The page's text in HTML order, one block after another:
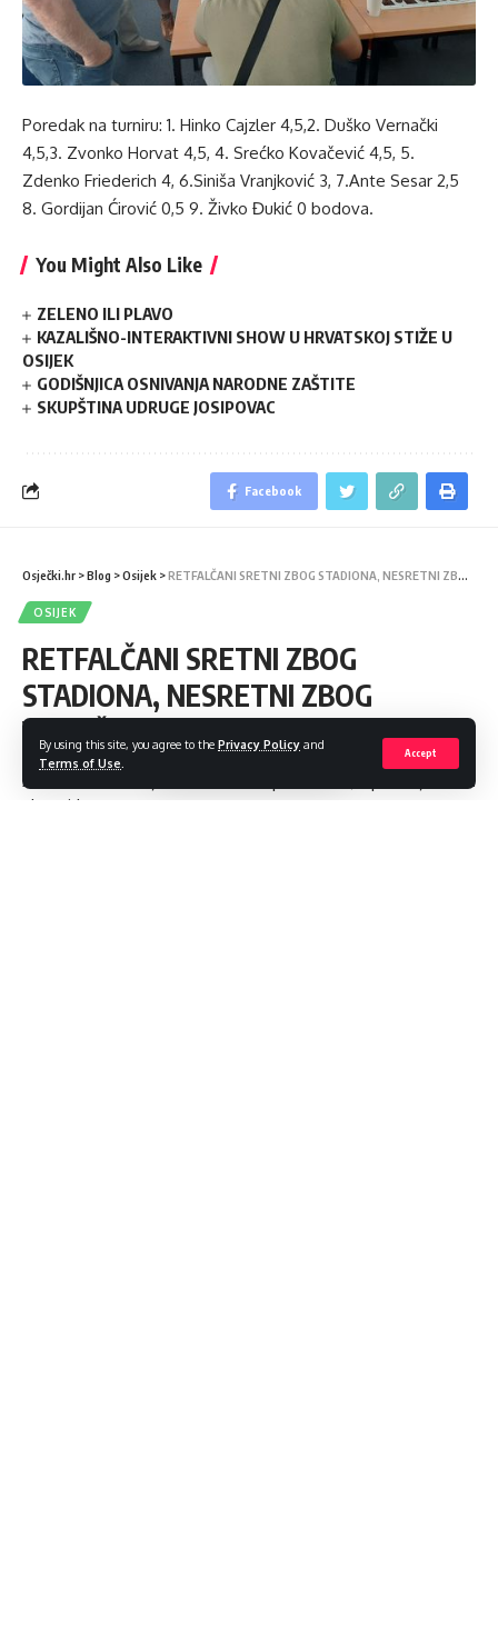
By using this site, you agree to the Privacy Policy and
Terms of Use
Accept
Poredak na turniru: 1. Hinko Cajzler 4,5,2. Duško Vernački
4,5,3. Zvonko Horvat 4,5, 4. Srećko Kovačević 4,5, 5.
Zdenko Friederich 4, 6.Siniša Vranjković 3, 7.Ante Sesar 2,5
8. Gordijan Ćirović 0,5 9. Živko Đukić 0 bodova.
You Might Also Like
ZELENO ILI PLAVO
KAZALIŠNO-INTERAKTIVNI SHOW U HRVATSKOJ STIŽE U
OSIJEK
GODIŠNJICA OSNIVANJA NARODNE ZAŠTITE
SKUPŠTINA UDRUGE JOSIPOVAC
Facebook
Osječki.hr >Blog >Osijek >RETFALČANI SRETNI ZBOG STADIONA, NESRETNI ZBOG VOZAČA
OSIJEK
RETFALČANI SRETNI ZBOG
STADIONA, NESRETNI ZBOG
VOZAČA
Žale se da im navijači zauzmu sva parkirališta, a parkiraju se na
staze i travu